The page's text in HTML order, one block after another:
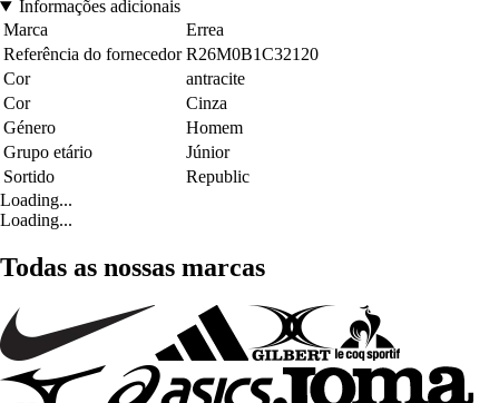
Informações adicionais
Marca
Errea
Referência do fornecedor R26M0B1C32120
Cor
antracite
Cor
Cinza
Género
Homem
Grupo etário
Júnior
Sortido
Republic
Loading...
Loading...
Todas as nossas marcas